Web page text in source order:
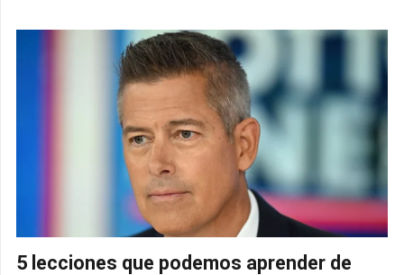
5 lecciones que podemos aprender de